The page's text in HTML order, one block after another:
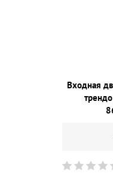
Входная